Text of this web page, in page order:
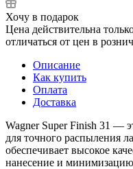
Хочу в подарок
Цена действительна
отличаться от цен в
Описание
Как купить
Оплата
Доставка
Wagner Super Finish 31 —
для точного распыления
обеспечивает высокое
нанесение и минимизацию